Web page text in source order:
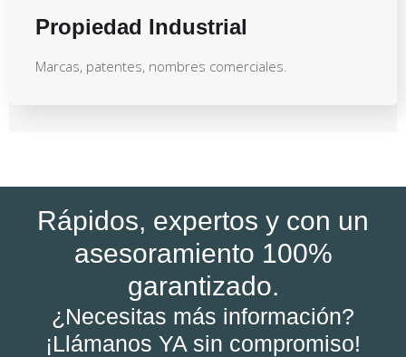
Propiedad Industrial
Marcas, patentes, nombres comerciales.
Rápidos, expertos y con un
asesoramiento 100%
garantizado.
¿Necesitas más información?
¡Llámanos YA sin compromiso!